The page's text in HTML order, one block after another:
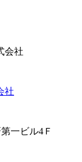
社
一ビル4Ｆ